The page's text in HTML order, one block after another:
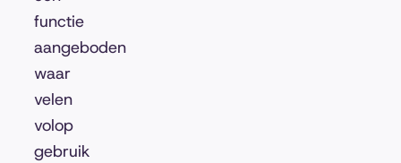
functie
aangeboden
waar
velen
volop
gebruik